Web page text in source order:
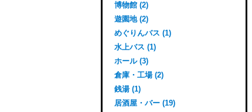
博物館 (2)
遊園地 (2)
めぐりんバス (1)
水上バス (1)
ホール (3)
倉庫・工場 (2)
銭湯 (1)
居酒屋・バー (19)